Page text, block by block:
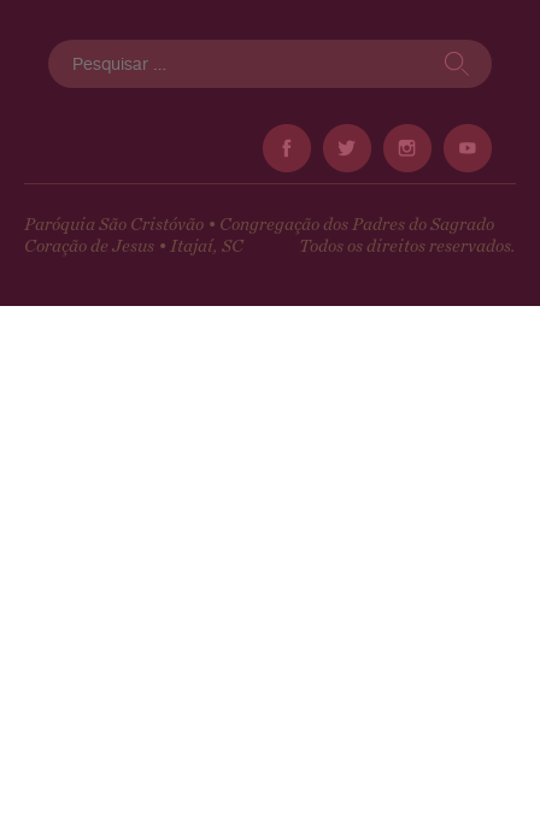
Pesquisar
por:
Paróquia São Cristóvão • Congregação dos Padres do Sagrado
Coração de Jesus • Itajaí, SC
Todos os direitos reservados.